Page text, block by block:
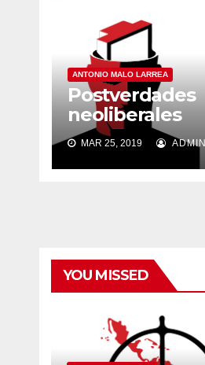
ANTONIO MALO LARREA
Postverdades
neoliberales
MAR 25, 2019 ADMIN
YOU MISSED